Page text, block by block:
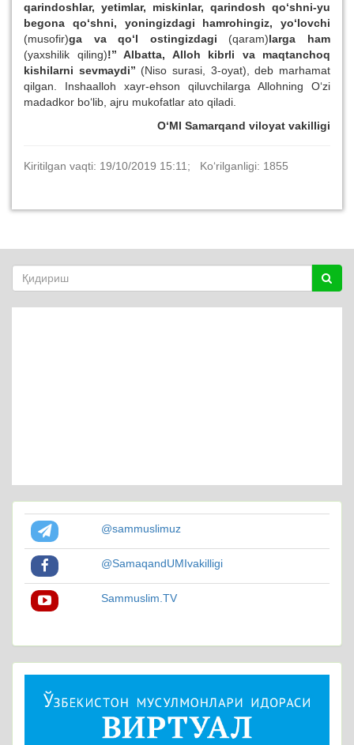
qarindoshlar, yetimlar, miskinlar, qarindosh qo‘shni-yu
begona qo‘shni, yoningizdagi hamrohingiz, yo‘lovchi
(musofir)ga va qo‘l ostingizdagi (qaram)larga ham
(yaxshilik qiling)!” Albatta, Alloh kibrli va maqtanchoq
kishilarni sevmaydi” (Niso surasi, 3-oyat), deb marhamat
qilgan. Inshaalloh xayr-ehson qiluvchilarga Allohning O‘zi
madadkor bo‘lib, ajru mukofatlar ato qiladi.
O‘MI Samarqand viloyat vakilligi
Kiritilgan vaqti: 19/10/2019 15:11; Ko‘rilganligi: 1855
@sammuslimuz
@SamaqandUMIvakilligi
Sammuslim.TV